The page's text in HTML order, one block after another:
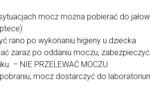
mocz można pobierać do
rano po wykonaniu higieny u dziecka
zaraz po oddaniu moczu,
– NIE PRZELEWAĆ MOCZU
mocz dostarczyć do